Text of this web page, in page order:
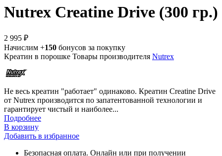
Nutrex Creatine Drive (300 гр.)
2 995 ₽
Начислим +150 бонусов за покупку
Креатин в порошке Товары производителя Nutrex
Не весь креатин "работает" одинаково. Креатин Creatine Drive
от Nutrex производится по запатентованной технологии и
гарантирует чистый и наиболее...
Подробнее
В корзину
Добавить в избранное
Безопасная оплата. Онлайн или при получении